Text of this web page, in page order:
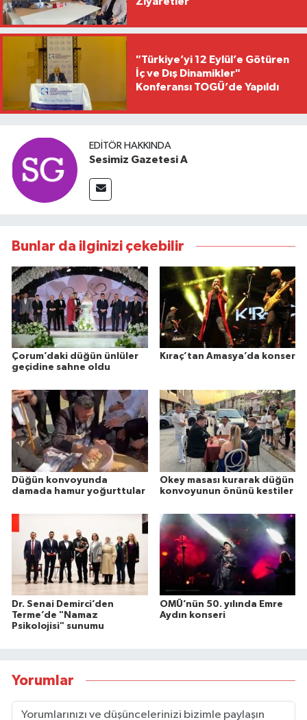
"Türkiye’yi 12 Eylül’e Götüren
İç ve Dış Dinamikler"
Konferansı TOGÜ’de Yapıldı
EDITÖR HAKKINDA
Sesimiz Gazetesi A
Bunlar da ilginizi çekebilir
Çorum’daki düğün ünlüler
geçidine sahne oldu
Kıraç’tan Amasya’da konser
Düğün konvoyunda
damada hamur yoğurttular
Okey masası kurarak düğün
konvoyunun önünü kestiler
Dr. Senai Demirci’den
Terme’de "Namaz
Psikolojisi" sunumu
OMÜ’nün 50. yılında Emre
Aydın konseri
Yorumlar